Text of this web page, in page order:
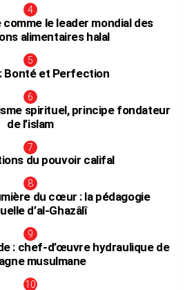
comme le leader mondial des
alimentaires halal
: Bonté et Perfection
spirituel, principe fondateur
de l’islam
du pouvoir califal
du cœur : la pédagogie
d’al-Ghazâlî
: chef-d’œuvre hydraulique de
musulmane